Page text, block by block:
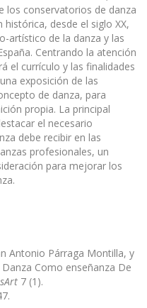
los conservatorios de danza
histórica, desde el siglo XX,
artístico de la danza y las
Centrando la atención
el currículo y las finalidades
exposición de las
de danza, para
propia. La principal
el necesario
debe recibir en las
profesionales, un
para mejorar los
Antonio Párraga Montilla, y
Como enseñanza De
7 (1).